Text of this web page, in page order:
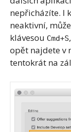
nepřicházíte. I
neaktivní,
klávesou Cmd+S
opět najdete v
tentokrát na